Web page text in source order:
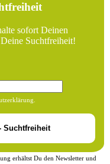
sofort Deinen
Suchtfreiheit!
erhältst Du den Newsletter und